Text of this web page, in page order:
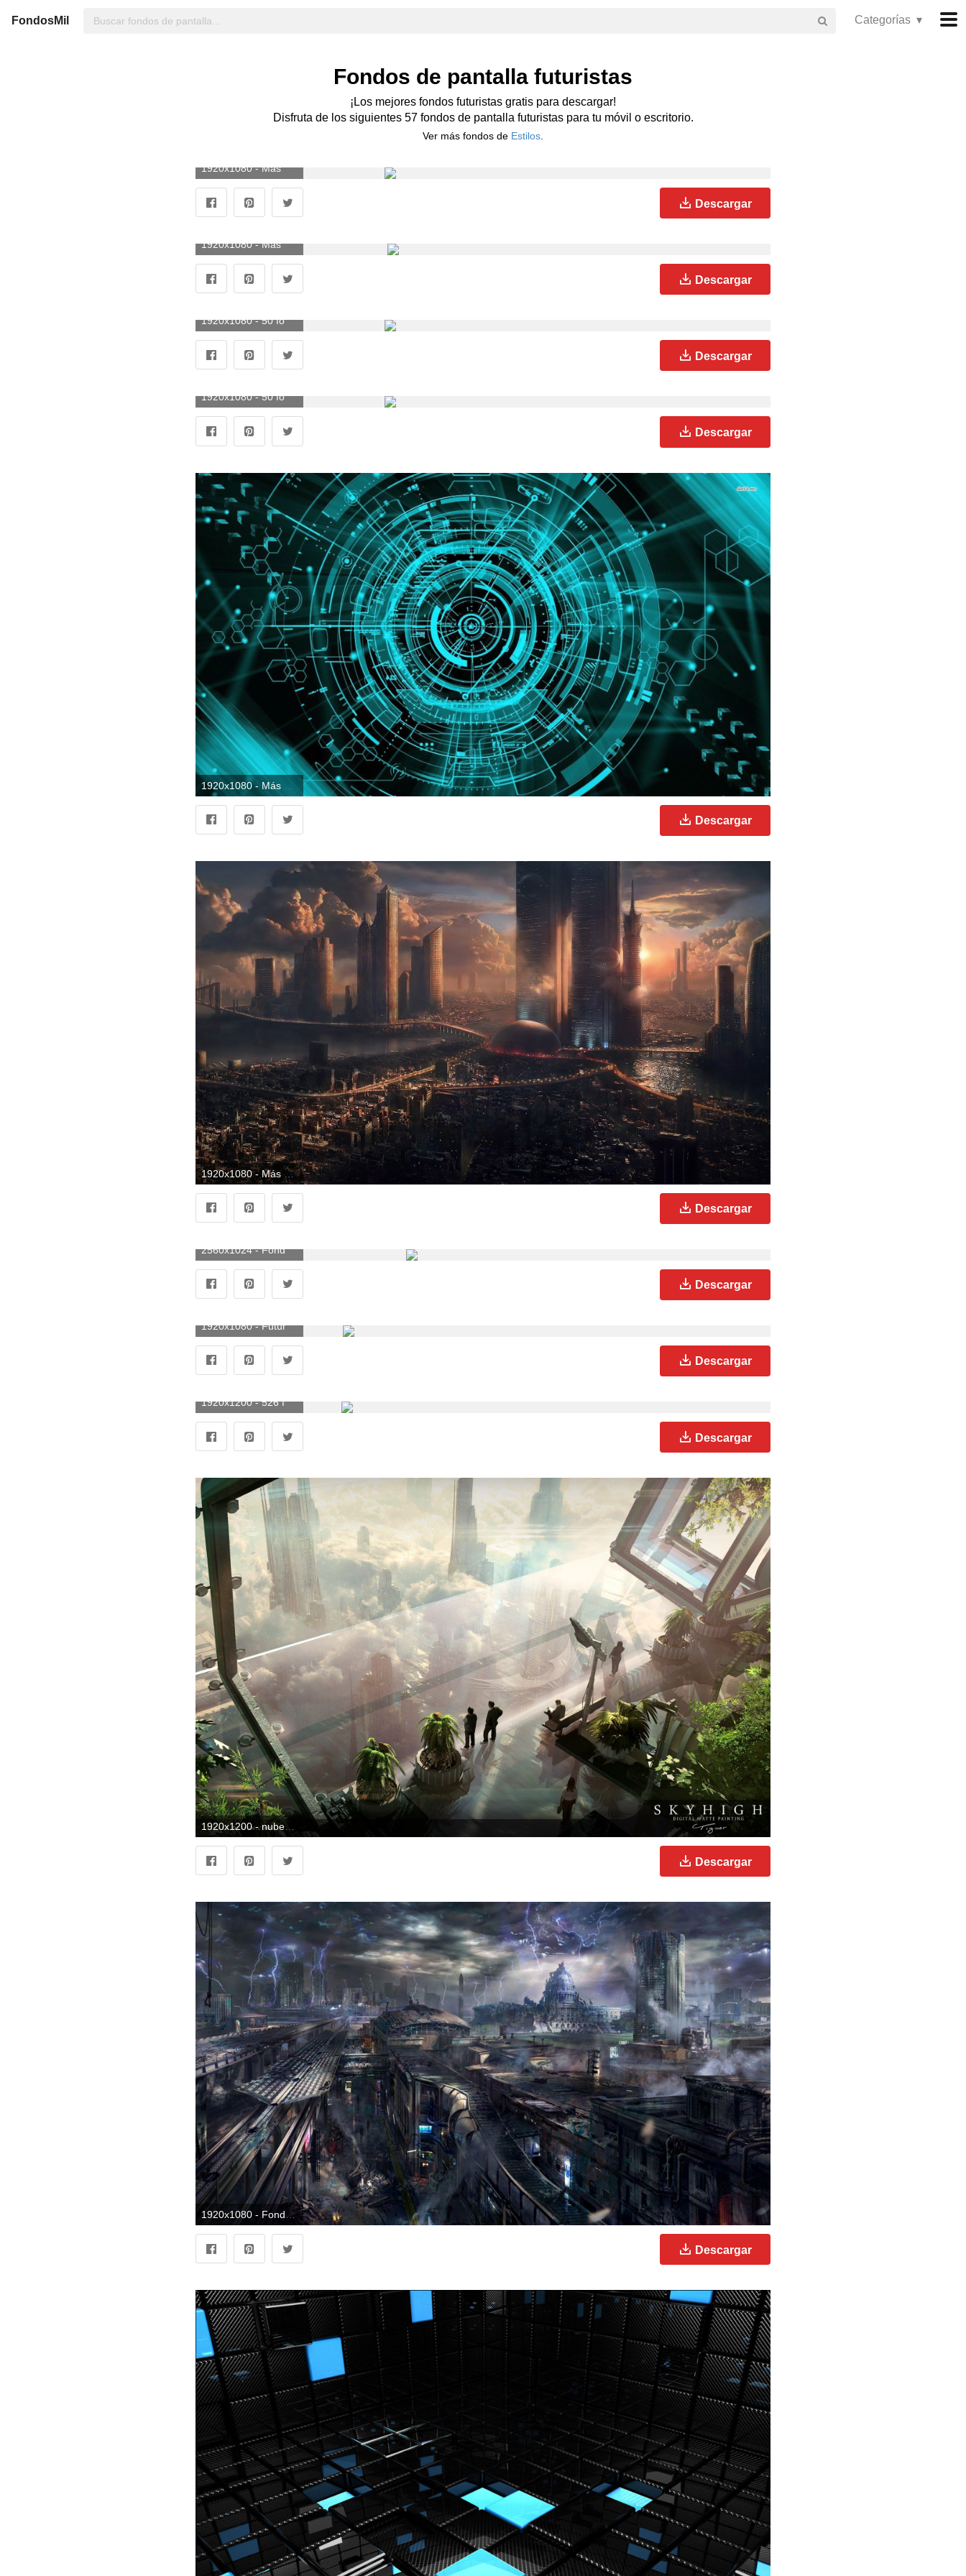
FondosMil Categorías ▾
Fondos de pantalla futuristas
¡Los mejores fondos futuristas gratis para descargar!
Disfruta de los siguientes 57 fondos de pantalla futuristas para tu móvil o escritorio.
Ver más fondos de Estilos
1920x1080 - Más de 74 fondos de escritorio futuristas. Fondo de pantalla HD 1080p futuristas.
Descargar
1920x1080 - Más de 80 fondos de pantalla futuristas. Wallpaper HD 1080p futuristas.
Descargar
1920x1080 - 50 fondos de pantalla de ciudad futurista. Fondo para computadora HD 1080p futuristas.
Descargar
1920x1080 - 50 fondos de pantalla de ciudad futurista. Imágen HD 1080p futuristas.
Descargar
Descargar
1920x1080 - Más de 80 fondos de pantalla futuristas. Fondo para computadora HD 1080p futuristas.
Descargar
2560x1024 - Fondos de Escritorio Futuristas. Wallpaper futuristas.
Descargar
1920x1080 - Futuristic City Wallpaper 1920x1080 (más de 75 imágenes). Imágen HD 1080p futuristas.
Descargar
1920x1200 - 526 fondos de pantalla de futurista HD | Imágenes de fondo. Fondo para computadora futuristas.
Descargar
1920x1200 - nubes, plantas, futurista :: Fondos de pantalla. Imágen futuristas.
Descargar
1920x1080 - Fondos de Escritorio Futuristas. Fondo de pantalla HD 1080p futuristas.
Descargar